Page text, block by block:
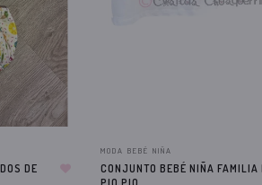
DE
MODA BEBÉ NIÑA
CONJUNTO BEBÉ NIÑA FAMILIA